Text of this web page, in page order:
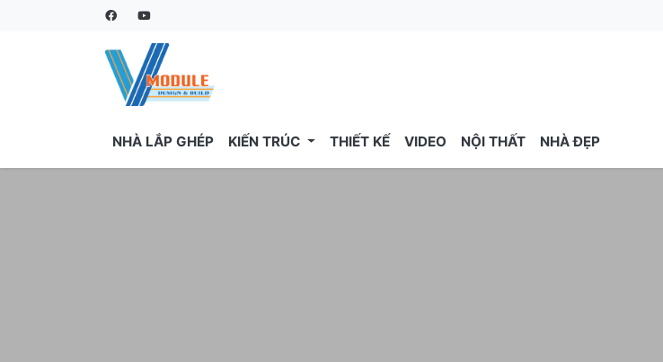
NHÀ LẮP GHÉP KIẾN TRÚC THIẾT KẾ VIDEO NỘI THẤT NHÀ ĐẸP